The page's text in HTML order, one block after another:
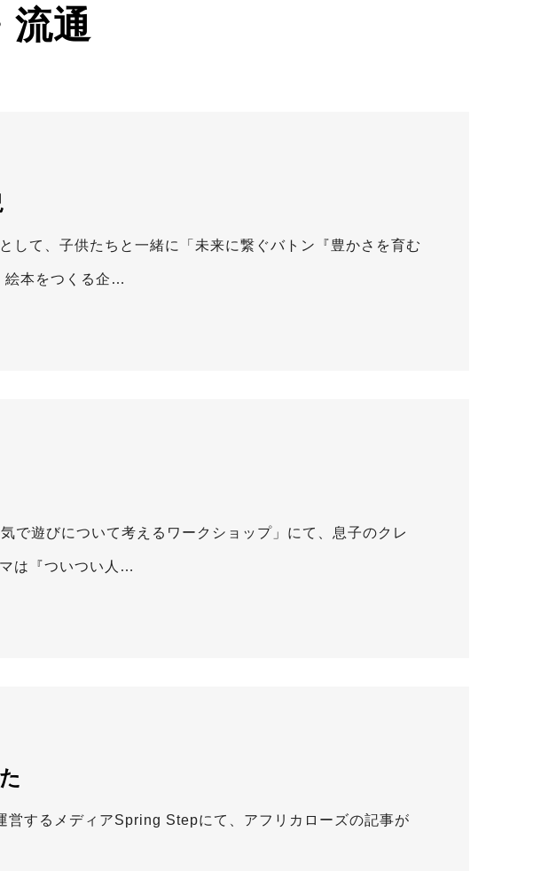
流通
して、子供たちと一緒に「未来に繋ぐバトン『豊かさを育む
絵本をつくる企…
で遊びについて考えるワークショップ」にて、息子のクレ
は『ついつい人…
するメディアSpring Stepにて、アフリカローズの記事が